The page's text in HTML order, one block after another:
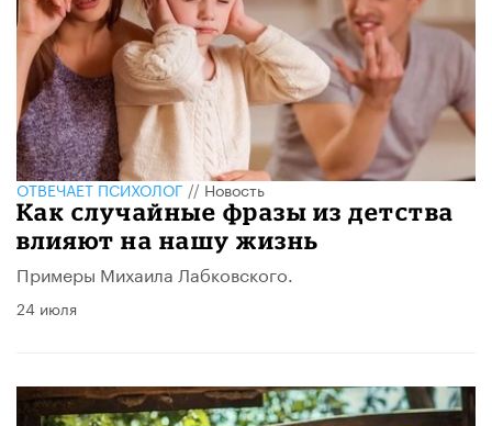
ОТВЕЧАЕТ ПСИХОЛОГ//Новость
​Как случайные фразы из детства
влияют на нашу жизнь
Примеры Михаила Лабковского.
24 июля